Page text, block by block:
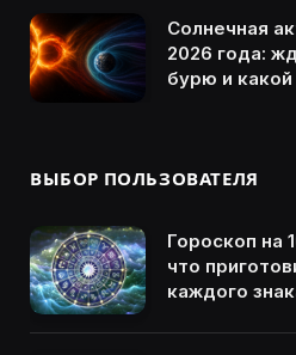
Солнечная
2026 года:
бурю и
ВЫБОР ПОЛЬЗОВАТЕЛЯ
Гороскоп на
что
каждого